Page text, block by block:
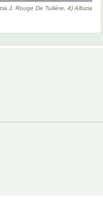
J. Rouge De Tuilière, 4) Albizia